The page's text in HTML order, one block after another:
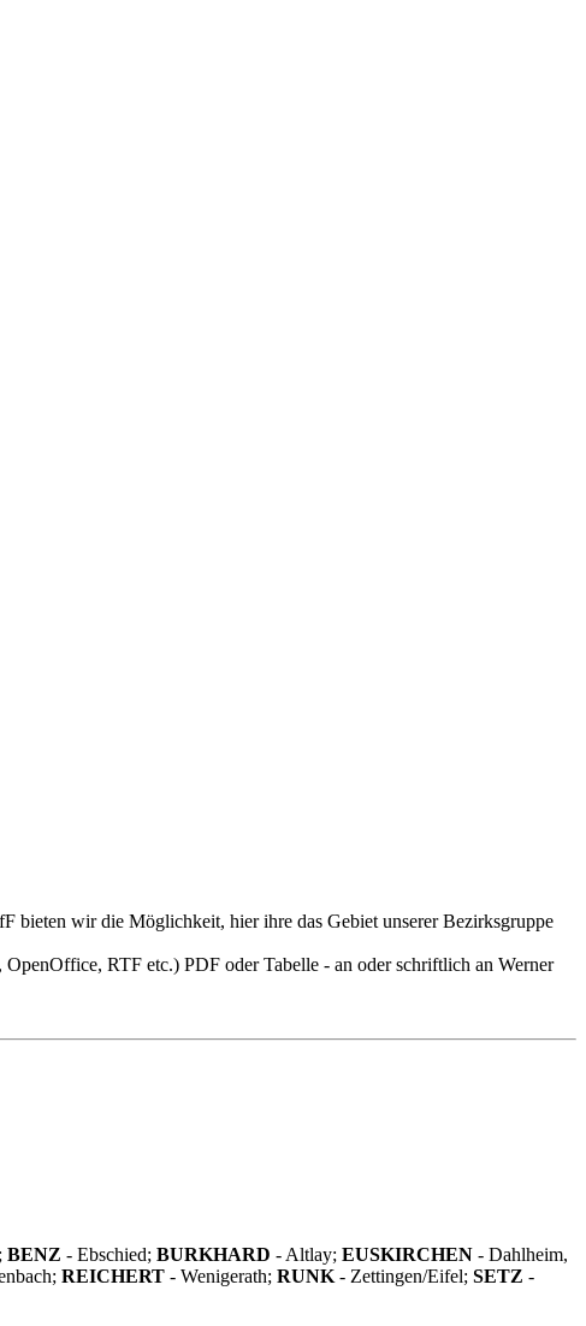
bieten wir die Möglichkeit, hier ihre das Gebiet unserer Bezirksgruppe
OpenOffice, RTF etc.) PDF oder Tabelle - an oder schriftlich an Werner
BENZ - Ebschied; BURKHARD - Altlay; EUSKIRCHEN - Dahlheim,
REICHERT - Wenigerath; RUNK- Zettingen/Eifel; SETZ -